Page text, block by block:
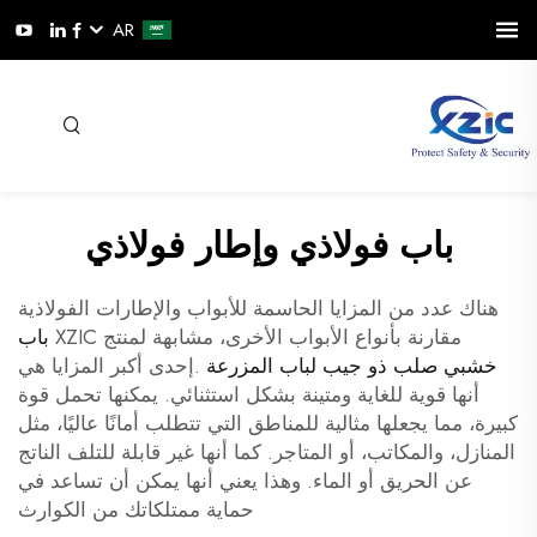
AR
باب فولاذي وإطار فولاذي
هناك عدد من المزايا الحاسمة للأبواب والإطارات الفولاذية
مقارنة بأنواع الأبواب الأخرى، مشابهة لمنتج XZIC
باب
خشبي صلب ذو جيب لباب المزرعة .إحدى أكبر المزايا هي
أنها قوية للغاية ومتينة بشكل استثنائي. يمكنها تحمل قوة
كبيرة، مما يجعلها مثالية للمناطق التي تتطلب أمانًا عاليًا، مثل
المنازل، والمكاتب، أو المتاجر. كما أنها غير قابلة للتلف الناتج
عن الحريق أو الماء. وهذا يعني أنها يمكن أن تساعد في
حماية ممتلكاتك من الكوارث